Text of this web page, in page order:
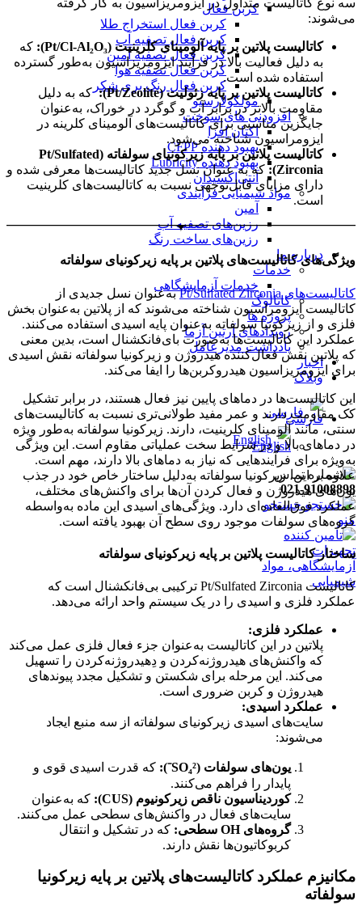
کربن فعال
کربن فعال استخراج طلا
کربن فعال تصفیه آب
کربن فعال تصفیه آمین
کربن فعال تصفیه هوا
کربن فعال رنگ بری شکر
مولکولارسیو
افزودنی های سوخت
اکتان افزا
بهبود دهنده CFPP
بهبود دهنده Lubricity
آنتی‌اکسیدان
مواد شیمیایی فرآیندی
آمین
رزین‌های تصفیه آب
رزین‌های ساخت رنگ
درباره ما
خدمات
خدمات آزمایشگاهی
کاتالوگ
پروژه ها
رویدادهای آرتین آزما
یادداشت مدیرعامل
اخبار
وبلاگ
فارسی
English
021-91008898
جستجو
منو
سه نوع کاتالیست متداول در ایزومریزاسیون به کار گرفته
می‌شوند:
کاتالیست پلاتین بر پایه آلومینای کلرینیت (Pt/Cl-Al₂O₃):
که
به دلیل فعالیت بالا در فرآیند ایزومریزاسیون به‌طور گسترده
استفاده شده است.
کاتالیست پلاتین بر پایه زئولیت(Pt/Zeolite)
:که به دلیل
مقاومت بالاتر در برابر آب و گوگرد در خوراک، به‌عنوان
جایگزین مناسبی برای کاتالیست‌های آلومینای کلرینه در
ایزومراسیون شناخته می‌شود.
کاتالیست پلاتین بر پایه زیرکونیای سولفاته (Pt/Sulfated
Zirconia):
که به عنوان نسل جدید کاتالیست‌ها معرفی شده و
دارای مزایای قابل‌توجهی نسبت به کاتالیست‌های کلرینیت
است.
ویژگی‌های کاتالیست‌های پلاتین بر پایه زیرکونیای سولفاته
کاتالیست‌های Pt/Sulfated Zirconia
به‌عنوان نسل جدیدی از
کاتالیست ایزومراسیون شناخته می‌شوند که از پلاتین به‌عنوان بخش
فلزی و از زیرکونیا سولفاته به‌عنوان پایه اسیدی استفاده می‌کنند.
عملکرد این کاتالیست‌ها به‌صورت بای‌فانکشنال است، بدین معنی
که پلاتین نقش فعال‌کننده هیدروژن و زیرکونیا سولفاته نقش اسیدی
برای ایزومریزاسیون هیدروکربن‌ها را ایفا می‌کند.
این کاتالیست‌ها در دماهای پایین نیز فعال هستند، در برابر تشکیل
کک مقاومت دارند و عمر مفید طولانی‌تری نسبت به کاتالیست‌های
سنتی، مانند آلومینای کلرینیت، دارند. زیرکونیا سولفاته به‌طور ویژه
در دماهای بالا و در شرایط سخت عملیاتی مقاوم است. این ویژگی
به‌ویژه برای فرآیندهایی که نیاز به دماهای بالا دارند، مهم است.
علاوه بر این، زیرکونیا سولفاته به‌دلیل ساختار خاص خود در جذب
یون‌های هیدروژن و فعال کردن آن‌ها برای واکنش‌های مختلف،
عملکرد فوق‌العاده‌ای دارد. ویژگی‌های اسیدی این ماده به‌واسطه
گروه‌های سولفات موجود روی سطح آن بهبود یافته است.
ساختار کاتالیست پلاتین بر پایه زیرکونیای سولفاته
کاتالیست Pt/Sulfated Zirconia ترکیبی بی‌فانکشنال است که
عملکرد فلزی و اسیدی را در یک سیستم واحد ارائه می‌دهد.
عملکرد فلزی:
پلاتین در این کاتالیست به‌عنوان جزء فعال فلزی عمل می‌کند
که واکنش‌های هیدروژنه‌کردن و دِهیدروژنه‌کردن را تسهیل
می‌کند. این مرحله برای شکستن و تشکیل مجدد پیوندهای
هیدروژن و کربن ضروری است.
عملکرد اسیدی:
سایت‌های اسیدی زیرکونیای سولفاته از سه منبع ایجاد
می‌شوند:
یون‌های سولفات (SO₄²⁻):
که قدرت اسیدی قوی و
پایدار را فراهم می‌کنند.
کوردیناسیون ناقص زیرکونیوم (CUS):
که به‌عنوان
سایت‌های فعال در واکنش‌های سطحی عمل می‌کنند.
گروه‌های OH سطحی: که در تشکیل و انتقال
کربوکاتیون‌ها نقش دارند.
مکانیزم عملکرد کاتالیست‌های پلاتین بر پایه زیرکونیا
سولفاته